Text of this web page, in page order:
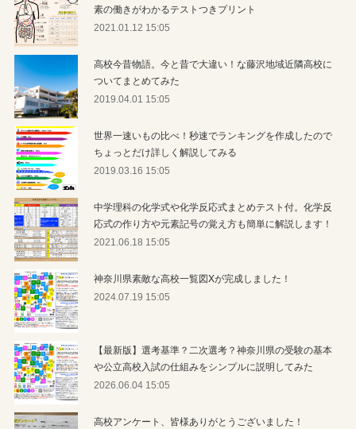
素の働きがわかるテストつきプリント
2021.01.12 15:05
高校今昔物語。今と昔で大違い！な藤沢地域近隣高校に
ついてまとめてみた
2019.04.01 15:05
世界一速いもの比べ！秒速でランキングを作成したので
ちょっとだけ詳しく解説してみる
2019.03.16 15:05
中学理科の化学式や化学反応式まとめテスト付。化学反
応式の作り方や元素記号の覚え方も簡単に解説します！
2021.06.18 15:05
神奈川県素敵な高校一覧図Xが完成しました！
2024.07.19 15:05
【最新版】選考基準？二次選考？神奈川県の受験の基本
や公立高校入試の仕組みをシンプルに説明してみた
2026.06.04 15:05
高校アンケート、皆様ありがとうございました！